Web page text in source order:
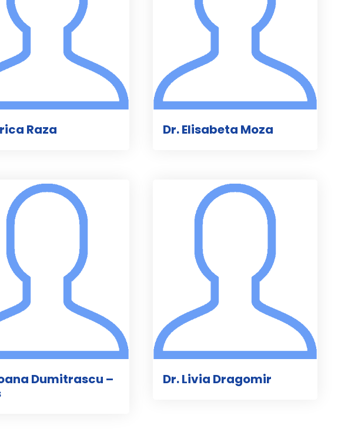
Raza Dr. Elisabeta Moza
Dumitrascu –
Dr. Livia Dragomir